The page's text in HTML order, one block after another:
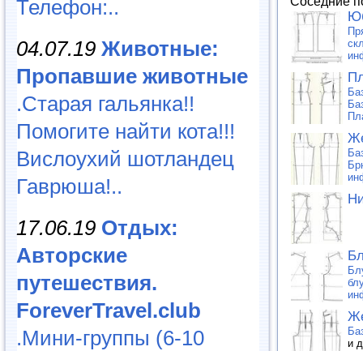
Телефон:..
04.07.19 Животные:
Пропавшие животные
.Старая гальянка!!
Помогите найти кота!!!
Вислоухий шотландец
Гаврюша!..
17.06.19 Отдых:
Авторские
путешествия.
ForeverTravel.club
.Мини-группы (6-10
и